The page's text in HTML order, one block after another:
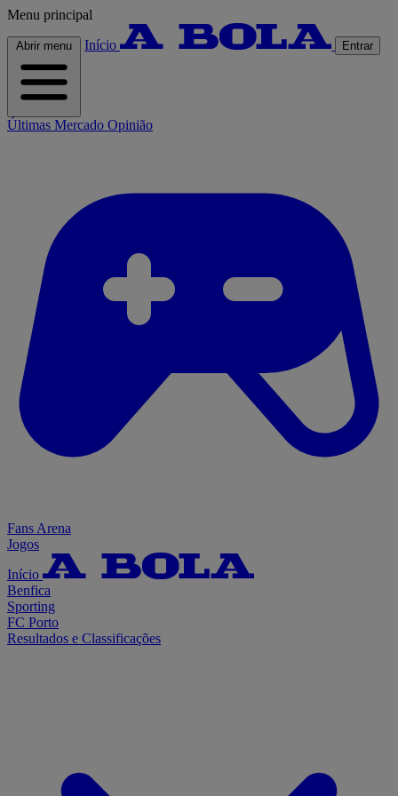
Menu principal
Abrir menu Início Entrar
Últimas Mercado Opinião
Fans Arena
Jogos
Início
Benfica
Sporting
FC Porto
Resultados e Classificações